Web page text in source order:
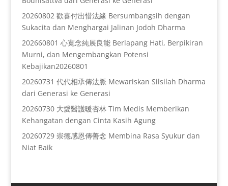
20260802 歡喜付出惜法緣 Bersumbangsih dengan
Sukacita dan Menghargai Jalinan Jodoh Dharma
202660801 心寬念純展良能 Berlapang Hati, Berpikiran
Murni, dan Mengembangkan Potensi
Kebajikan20260801
20260731 代代相承傳法脈 Mewariskan Silsilah Dharma
dari Generasi ke Generasi
20260730 大愛醫護暖杏林 Tim Medis Memberikan
Kehangatan dengan Cinta Kasih Agung
20260729 崇德感恩傳善念 Membina Rasa Syukur dan
Niat Baik